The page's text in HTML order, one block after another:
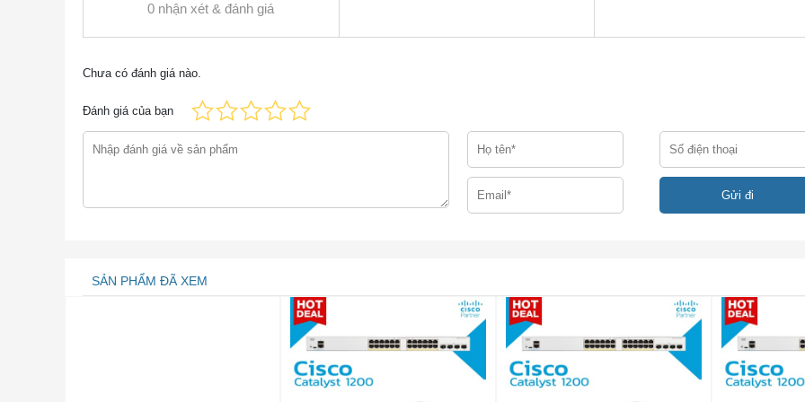
Để cung cấp khả năng truy cập cao cho khách truy cập và những người dùng khác, điểm truy cập WAP-
hiệu của bạn bằng biểu trưng của công ty.
Điểm truy cập WAP361 dễ cài đặt và sử dụng, với cấu hình dựa trên thuật sĩ trực quan để giúp bạn và chạy
phút. Một thiết kế hấp dẫn với các tùy chọn gắn linh hoạt cho phép các điểm truy cập hòa trộn tốt vào bất kỳ môi
Để tăng cường độ tin cậy và bảo vệ thông tin doanh nghiệp nhạy cảm, các điểm truy cập WAP361 hỗ trợ cả
Wi-Fi được bảo vệ (WPA) Cá nhân và Doanh nghiệp, mã hóa tất cả các truyền không dây của bạn bằng mã
mẽ. Ngoài ra, xác thực RADIUS 802.1X giúp giữ người dùng trái phép.
trong văn phòng, với sự linh hoạt để đáp ứng nhu cầu kinh doanh mới trong nhiều năm tới.
Tính năng, đặc điểm WAP361-K-K9
Hỗ trợ vô tuyến băng tần kép đồng thời lên tới 867 Mbps trên đài phát thanh 5.0 Ghz và 300 Mb / giây trên đài
thanh 2,4 Ghz để tăng dung lượng và mức độ phù hợp
0 nhận xét & đánh giá
Chưa có đánh giá nào.
Đánh giá của bạn
SẢN PHẨM ĐÃ XEM